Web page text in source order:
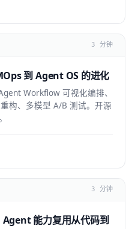
3 分钟
到 Agent OS 的进化
Workflow 可视化编排、
构、多模型 A/B 测试。开源
3 分钟
能力复用从代码到